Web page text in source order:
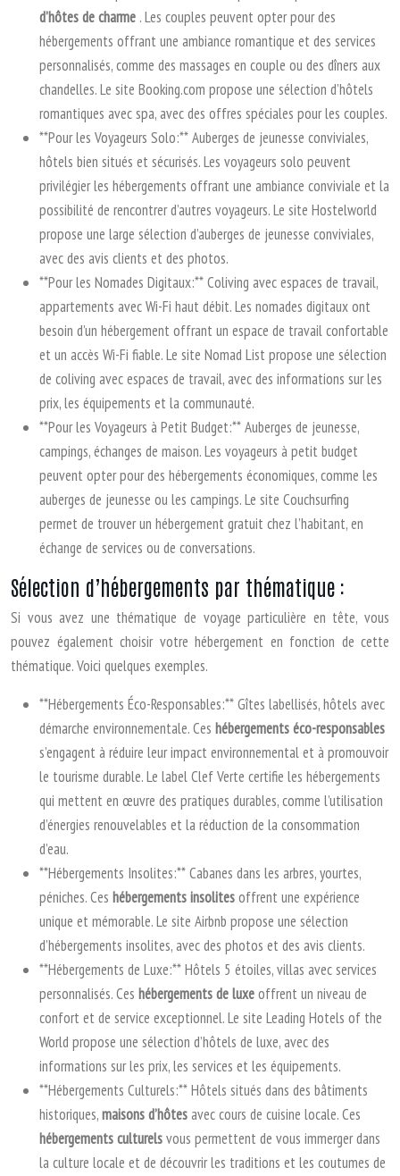
d’hôtes de charme . Les couples peuvent opter pour des
hébergements offrant une ambiance romantique et des services
personnalisés, comme des massages en couple ou des dîners aux
chandelles. Le site Booking.com propose une sélection d’hôtels
romantiques avec spa, avec des offres spéciales pour les couples.
**Pour les Voyageurs Solo:** Auberges de jeunesse conviviales,
hôtels bien situés et sécurisés. Les voyageurs solo peuvent
privilégier les hébergements offrant une ambiance conviviale et la
possibilité de rencontrer d’autres voyageurs. Le site Hostelworld
propose une large sélection d’auberges de jeunesse conviviales,
avec des avis clients et des photos.
**Pour les Nomades Digitaux:** Coliving avec espaces de travail,
appartements avec Wi-Fi haut débit. Les nomades digitaux ont
besoin d’un hébergement offrant un espace de travail confortable
et un accès Wi-Fi fiable. Le site Nomad List propose une sélection
de coliving avec espaces de travail, avec des informations sur les
prix, les équipements et la communauté.
**Pour les Voyageurs à Petit Budget:** Auberges de jeunesse,
campings, échanges de maison. Les voyageurs à petit budget
peuvent opter pour des hébergements économiques, comme les
auberges de jeunesse ou les campings. Le site Couchsurfing
permet de trouver un hébergement gratuit chez l’habitant, en
échange de services ou de conversations.
Sélection d’hébergements par thématique :
Si vous avez une thématique de voyage particulière en tête, vous
pouvez également choisir votre hébergement en fonction de cette
thématique. Voici quelques exemples.
**Hébergements Éco-Responsables:** Gîtes labellisés, hôtels avec
démarche environnementale. Ces hébergements éco-responsables
s’engagent à réduire leur impact environnemental et à promouvoir
le tourisme durable. Le label Clef Verte certifie les hébergements
qui mettent en œuvre des pratiques durables, comme l’utilisation
d’énergies renouvelables et la réduction de la consommation
d’eau.
**Hébergements Insolites:** Cabanes dans les arbres, yourtes,
péniches. Ces hébergements insolitesoffrent une expérience
unique et mémorable. Le site Airbnb propose une sélection
d’hébergements insolites, avec des photos et des avis clients.
**Hébergements de Luxe:** Hôtels 5 étoiles, villas avec services
personnalisés. Ces hébergements de luxeoffrent un niveau de
confort et de service exceptionnel. Le site Leading Hotels of the
World propose une sélection d’hôtels de luxe, avec des
informations sur les prix, les services et les équipements.
**Hébergements Culturels:** Hôtels situés dans des bâtiments
historiques,maisons d’hôtesavec cours de cuisine locale. Ces
hébergements culturelsvous permettent de vous immerger dans
la culture locale et de découvrir les traditions et les coutumes de